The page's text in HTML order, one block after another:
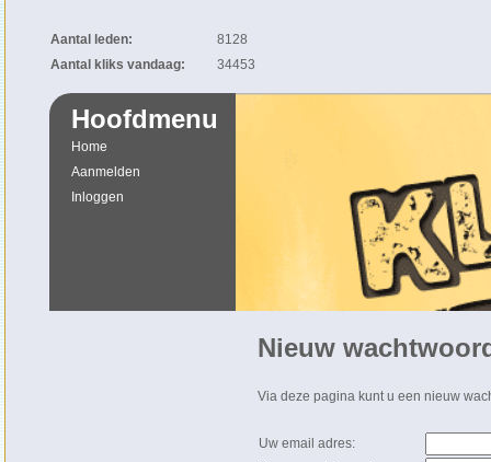
Aantal leden:
8128
Aantal kliks vandaag:
34453
Nieuw
Via deze pagina kunt u een nieuw
Uw email adres:
Hoofdmenu
Home
Aanmelden
Inloggen